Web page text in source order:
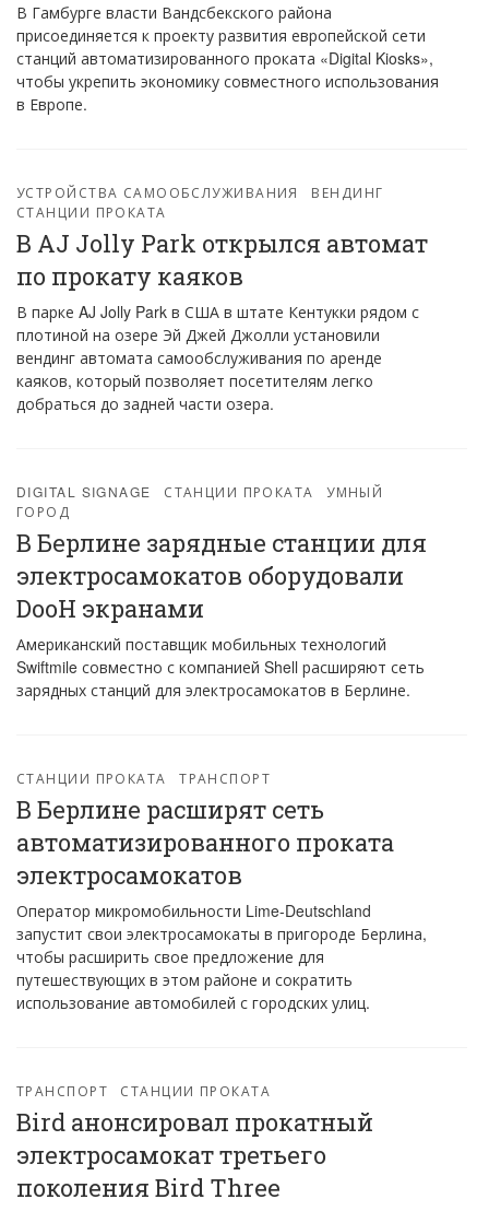
В Гамбурге власти Вандсбекского района
присоединяется к проекту развития европейской сети
станций автоматизированного проката «Digital Kiosks»,
чтобы укрепить экономику совместного использования
в Европе.
УСТРОЙСТВА САМООБСЛУЖИВАНИЯ
ВЕНДИНГ
СТАНЦИИ ПРОКАТА
В AJ Jolly Park открылся автомат
по прокату каяков
В парке AJ Jolly Park в США в штате Кентукки рядом с
плотиной на озере Эй Джей Джолли установили
вендинг автомата самообслуживания по аренде
каяков, который позволяет посетителям легко
добраться до задней части озера.
DIGITAL SIGNAGE СТАНЦИИ ПРОКАТА
УМНЫЙ
ГОРОД
В Берлине зарядные станции для
электросамокатов оборудовали
DooH экранами
Американский поставщик мобильных технологий
Swiftmile совместно с компанией Shell расширяют сеть
зарядных станций для электросамокатов в Берлине.
СТАНЦИИ ПРОКАТА ТРАНСПОРТ
В Берлине расширят сеть
автоматизированного проката
электросамокатов
Оператор микромобильности Lime-Deutschland
запустит свои электросамокаты в пригороде Берлина,
чтобы расширить свое предложение для
путешествующих в этом районе и сократить
использование автомобилей с городских улиц.
ТРАНСПОРТ СТАНЦИИ ПРОКАТА
Bird анонсировал прокатный
электросамокат третьего
поколения Bird Three